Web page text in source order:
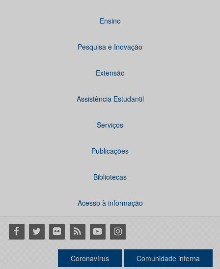
Ensino
Pesquisa e Inovação
Extensão
Assistência Estudantil
Serviços
Publicações
Bibliotecas
Acesso à informação
Facebook
Twitter Flickr RSS YoutubeInstagram
Coronavírus Comunidade interna